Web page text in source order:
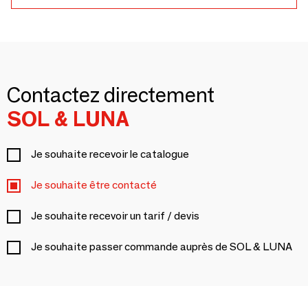
Contactez directement
SOL & LUNA
Je souhaite recevoir le catalogue
Je souhaite être contacté
Je souhaite recevoir un tarif / devis
Je souhaite passer commande auprès de SOL & LUNA